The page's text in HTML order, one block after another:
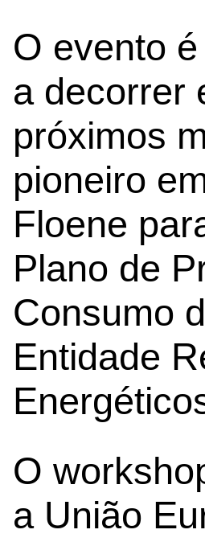
O evento
a decorrer
próximos
pioneiro
Floene
Plano de
Consumo
Entidade
O
a União